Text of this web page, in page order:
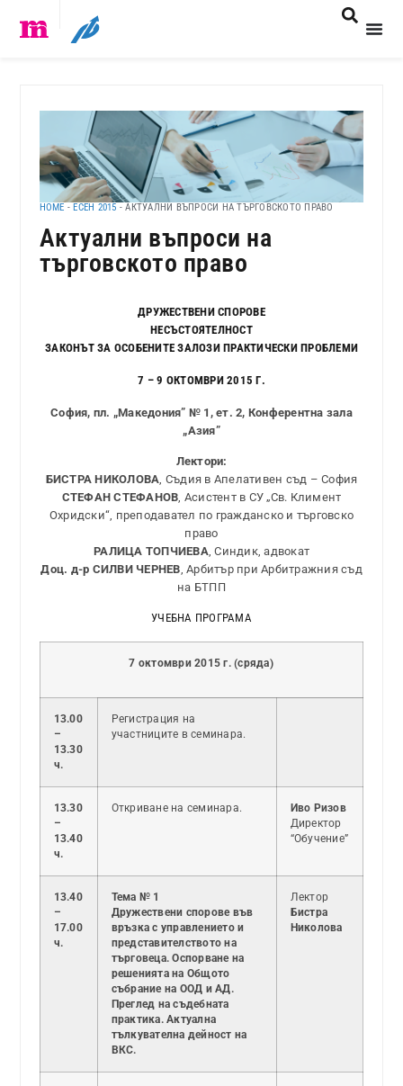
HOME - ЕСЕН 2015 -АКТУАЛНИ ВЪПРОСИ НА ТЪРГОВСКОТО ПРАВО
Актуални въпроси на
търговското право
ДРУЖЕСТВЕНИ СПОРОВЕ
НЕСЪСТОЯТЕЛНОСТ
ЗАКОНЪТ ЗА ОСОБЕНИТЕ ЗАЛОЗИ ПРАКТИЧЕСКИ ПРОБЛЕМИ
7 – 9 ОКТОМВРИ 2015 Г.
София, пл. „Македония” № 1, ет. 2, Конферентна зала
„Азия”
Лектори:
БИСТРА НИКОЛОВА , Съдия в Апелативен съд – София
СТЕФАН СТЕФАНОВ , Асистент в СУ „Св. Климент
Охридски“, преподавател по гражданско и търговско
право
РАЛИЦА ТОПЧИЕВА, Синдик, адвокат
Доц. д-р СИЛВИ ЧЕРНЕВ , Арбитър при Арбитражния съд
на БТПП
УЧЕБНА ПРОГРАМА
7 октомври 2015 г. (сряда)
13.00
–
13.30
ч.
Регистрация на
участниците в семинара.
13.30
–
13.40
ч.
Откриване на семинара.
Иво Ризов
Директор
“Обучение”
13.40
–
17.00
ч.
Тема № 1
Дружествени спорове във
връзка с управлението и
представителството на
търговеца. Оспорване на
решенията на Общото
събрание на ООД и АД.
Преглед на съдебната
практика. Актуална
тълкувателна дейност на
ВКС.
Лектор
Бистра
Николова